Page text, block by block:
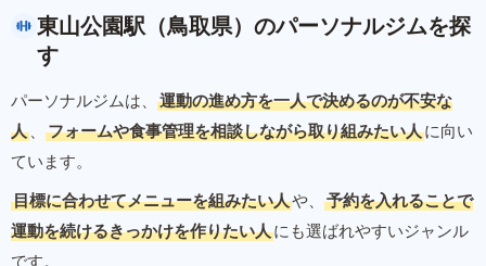
東山公園駅（鳥取県）のパーソナルジムを探
す
パーソナルジムは、
運動の進め方を一人で決めるのが不安な
人 、 フォームや食事管理を相談しながら取り組みたい人に向い
ています。
目標に合わせてメニューを組みたい人や、
予約を入れることで
運動を続けるきっかけを作りたい人にも選ばれやすいジャンル
です。